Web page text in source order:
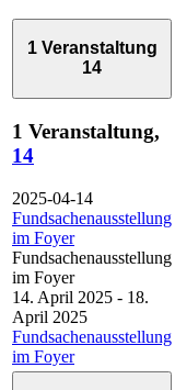
1 Veranstaltung
14
1 Veranstaltung,
14
2025-04-14
Fundsachenausstellung
im Foyer
Fundsachenausstellung
im Foyer
14. April 2025 - 18.
April 2025
Fundsachenausstellung
im Foyer